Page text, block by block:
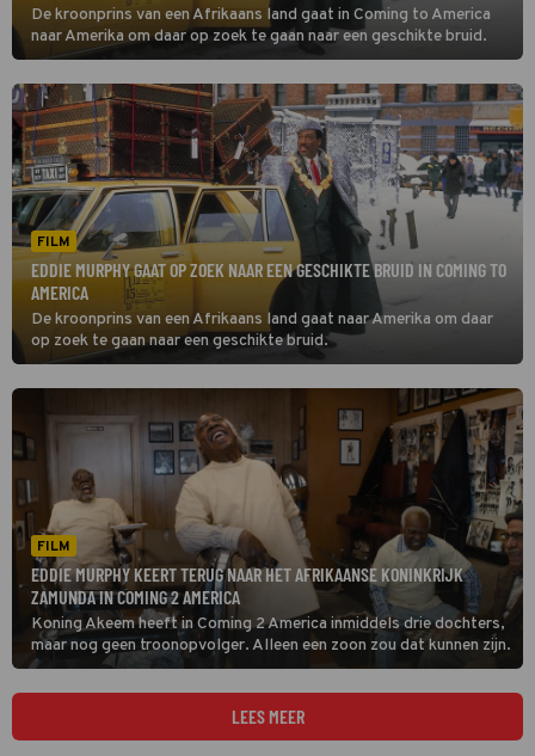
De kroonprins van een Afrikaans land gaat in Coming to America
naar Amerika om daar op zoek te gaan naar een geschikte bruid.
FILM
EDDIE MURPHY GAAT OP ZOEK NAAR EEN GESCHIKTE BRUID IN COMING TO
AMERICA
De kroonprins van een Afrikaans land gaat naar Amerika om daar
op zoek te gaan naar een geschikte bruid.
FILM
EDDIE MURPHY KEERT TERUG NAAR HET AFRIKAANSE KONINKRIJK
ZAMUNDA IN COMING 2 AMERICA
Koning Akeem heeft in Coming 2 America inmiddels drie dochters,
maar nog geen troonopvolger. Alleen een zoon zou dat kunnen zijn.
LEES MEER